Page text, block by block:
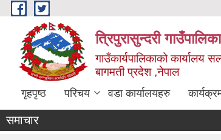
Skip to main content
त्रिपुरासुन्दरी गाउँपालिका
गाउँकार्यपालिकाको कार्यालय
बागमती प्रदेश ,नेपाल
गृहपृष्ठ परिचय वडा कार्यालयहरु
समाचार